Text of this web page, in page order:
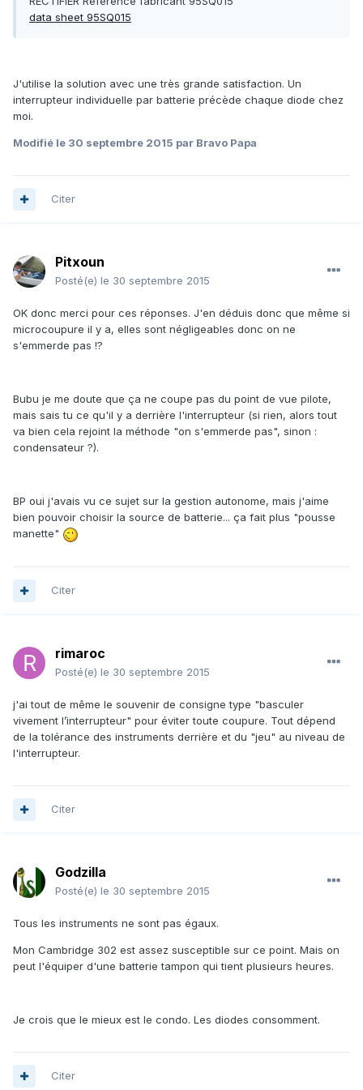
data sheet 95SQ015
J'utilise la solution avec une très grande satisfaction. Un
interrupteur individuelle par batterie précède chaque diode chez
moi.
Modifié le 30 septembre 2015 par Bravo Papa
Citer
Pitxoun
Posté(e) le 30 septembre 2015
OK donc merci pour ces réponses. J'en déduis donc que même si
microcoupure il y a, elles sont négligeables donc on ne
s'emmerde pas !?
Bubu je me doute que ça ne coupe pas du point de vue pilote,
mais sais tu ce qu'il y a derrière l'interrupteur (si rien, alors tout
va bien cela rejoint la méthode "on s'emmerde pas", sinon :
condensateur ?).
BP oui j'avais vu ce sujet sur la gestion autonome, mais j'aime
bien pouvoir choisir la source de batterie... ça fait plus "pousse
manette"
Citer
rimaroc
Posté(e) le 30 septembre 2015
j'ai tout de même le souvenir de consigne type "basculer
vivement l’interrupteur" pour éviter toute coupure. Tout dépend
de la tolérance des instruments derrière et du "jeu" au niveau de
l'interrupteur.
Citer
Godzilla
Posté(e) le 30 septembre 2015
Tous les instruments ne sont pas égaux.
Mon Cambridge 302 est assez susceptible sur ce point. Mais on
peut l'équiper d'une batterie tampon qui tient plusieurs heures.
Je crois que le mieux est le condo. Les diodes consomment.
Citer